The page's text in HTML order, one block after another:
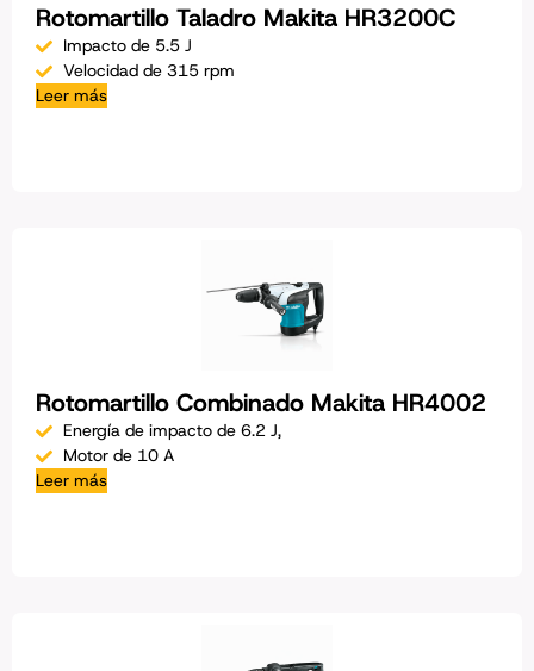
Rotomartillo Taladro Makita HR3200C
Impacto de 5.5 J
Velocidad de 315 rpm
Leer más
Rotomartillo Combinado Makita HR4002
Energía de impacto de 6.2 J,
Motor de 10 A
Leer más